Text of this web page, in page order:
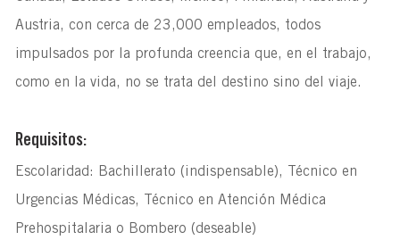
Austria, con cerca de 23,000 empleados, todos
impulsados por la profunda creencia que, en el trabajo,
como en la vida, no se trata del destino sino del viaje.
Requisitos:
Escolaridad: Bachillerato (indispensable), Técnico en
Urgencias Médicas, Técnico en Atención Médica
Prehospitalaria o Bombero (deseable)